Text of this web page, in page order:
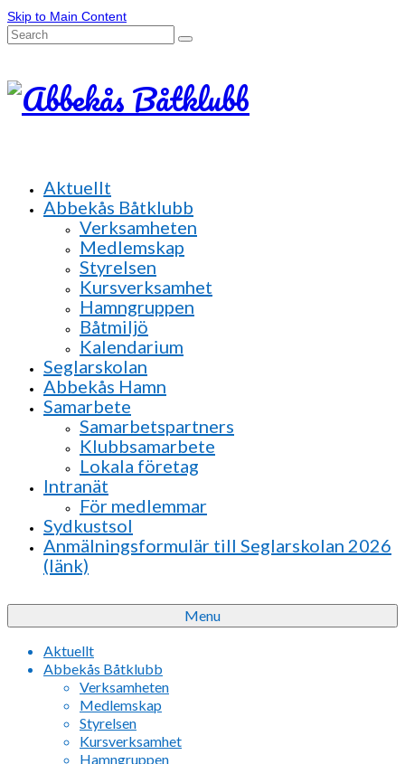
Skip to Main Content
Search
Aktuellt
Abbekås Båtklubb
Verksamheten
Medlemskap
Styrelsen
Kursverksamhet
Hamngruppen
Båtmiljö
Kalendarium
Seglarskolan
Abbekås Hamn
Samarbete
Samarbetspartners
Klubbsamarbete
Lokala företag
Intranät
För medlemmar
Sydkustsol
Anmälningsformulär till Seglarskolan 2026
(länk)
Menu
Aktuellt
Abbekås Båtklubb
Verksamheten
Medlemskap
Styrelsen
Kursverksamhet
Hamngruppen